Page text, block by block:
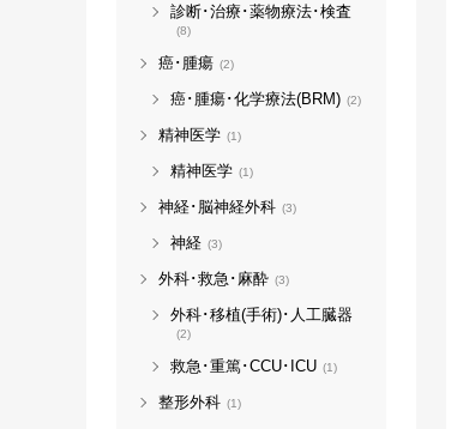
診断･治療･薬物療法･検査
(8)
癌･腫瘍 (2)
癌･腫瘍･化学療法(BRM) (2)
精神医学 (1)
精神医学 (1)
神経･脳神経外科 (3)
神経 (3)
外科･救急･麻酔 (3)
外科･移植(手術)･人工臓器
(2)
救急･重篤･CCU･ICU (1)
整形外科 (1)